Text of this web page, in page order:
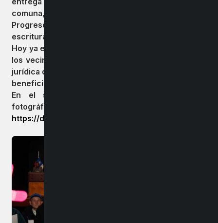
comuna, en especial a vecinos de villa “El
Progreso”, que por años anhelaban obtener sus
escrituras.
Hoy ya es una realidad y este trámite les permite a
los vecinos y vecinas del sector, tener la certeza
jurídica de ser dueños de sus terrenos y acceder a
beneficios sociales y crediticios.
En el siguiente link encontrarás el registro
fotográfico completo de esta actividad:
https://drive.google.com/…/1hcjR6zgghfE…